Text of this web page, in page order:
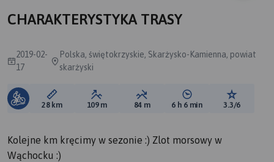
CHARAKTERYSTYKA TRASY
2019-02-
17
Polska, świętokrzyskie, Skarżysko-Kamienna, powiat
skarżyski
Długość trasy:
28 km Suma przewyższeń:
109 m Suma spadków:
84 m Średni czas potrzebny
6 h 6 min Ocena
3.3/6
Kolejne km kręcimy w sezonie :) Zlot morsowy w
Wąchocku :)